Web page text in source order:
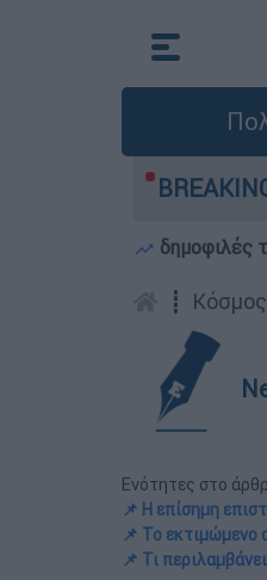
που
δημοφιλές
┋ Κόσμος
Ενότητες στο
📌 Η επίσημη
📌 Το εκτιμώμενο
📌 Τι